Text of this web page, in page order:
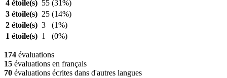
4 étoile(s) 55 (31%)
3 étoile(s) 25 (14%)
2 étoile(s) 3
(1%)
1 étoile(s) 1 (0%)
174 évaluations
15 évaluations en français
70 évaluations écrites dans d'autres langues